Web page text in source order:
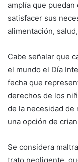
amplía que puedan
satisfacer sus
alimentación,
Cabe señalar que
el mundo el Día
fecha que
derechos de los
de la necesidad de
una opción de
Se considera